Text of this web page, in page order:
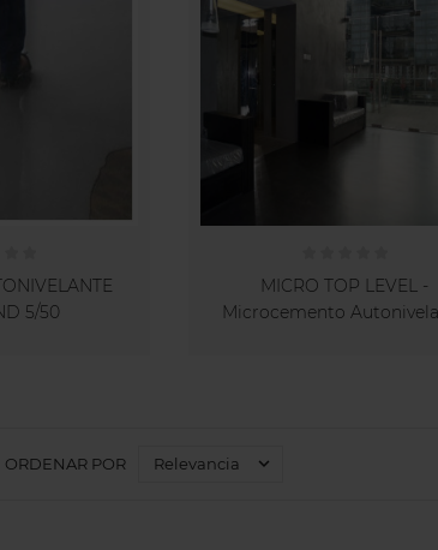
5/50
MICRO TOP LEVEL -
Microcemento
ORDENAR POR Relevancia 